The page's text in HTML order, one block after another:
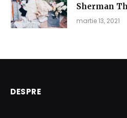
Sherman
martie 13, 2021
DESPRE